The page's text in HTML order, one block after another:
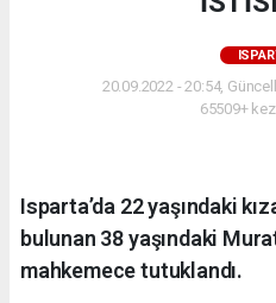
20.09.2022 - 20:54,
65509+
Isparta’da 22 yaşındaki
bulunan 38 yaşındaki Murat
mahkemece tutuklandı.